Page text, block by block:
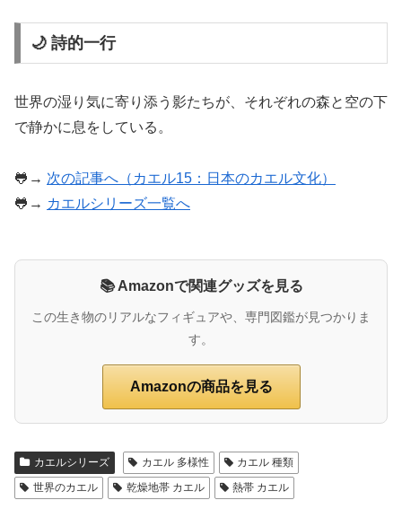
🌙 詩的一行
世界の湿り気に寄り添う影たちが、それぞれの森と空の下
で静かに息をしている。
🐸→ 次の記事へ（カエル15：日本のカエル文化）
🐸→ カエルシリーズ一覧へ
📚 Amazonで関連グッズを見る
この生き物のリアルなフィギュアや、専門図鑑が見つかりま
す。
Amazonの商品を見る
カエルシリーズ カエル 多様性
カエル 種類
世界のカエル
乾燥地帯 カエル 熱帯 カエル